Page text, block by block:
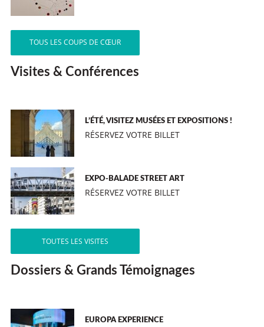
TOUS LES COUPS DE CŒUR
Visites & Conférences
L’ÉTÉ, VISITEZ MUSÉES ET EXPOSITIONS !
RÉSERVEZ VOTRE BILLET
EXPO-BALADE STREET ART
RÉSERVEZ VOTRE BILLET
TOUTES LES VISITES
Dossiers & Grands Témoignages
EUROPA EXPERIENCE